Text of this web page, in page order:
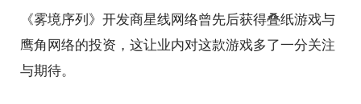
《雾境序列》开发商星线网络曾先后获得叠纸游戏与
鹰角网络的投资，这让业内对这款游戏多了一分关注
与期待。